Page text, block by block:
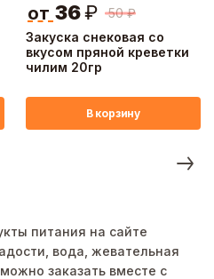
Закуска снековая со
вкусом пряной креветки
чилим 20гр
50 ₽
от 36₽
В корзину
питания на сайте
вода, жевательная
заказать вместе с